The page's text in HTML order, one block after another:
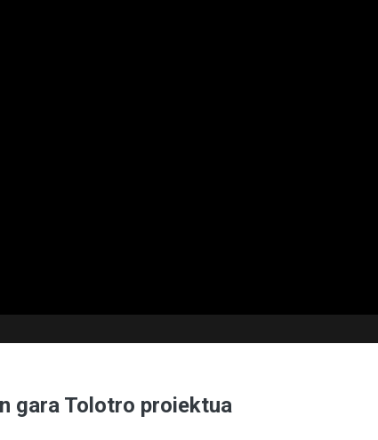
gara Tolotro proiektua